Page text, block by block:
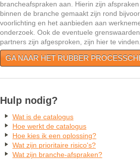
brancheafspraken aan. Hierin zijn
binnen de branche gemaakt zijn rond
voorlichting en het aanbieden aan
onderzoek. Ook de eventuele
partners zijn afgesproken, zijn hier te vinden.
GA NAAR HET RUBBER
Hulp nodig?
Wat is de catalogus
Hoe werkt de catalogus
Hoe kies ik een oplossing?
Wat zijn prioritaire risico's?
Wat zijn branche-afspraken?